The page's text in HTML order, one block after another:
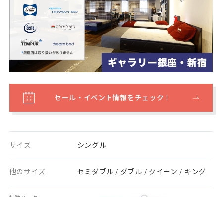
セール・イベント情報をチェック！
サイズ シングル
他のサイズ セミダブル / ダブル / クイーン / キング